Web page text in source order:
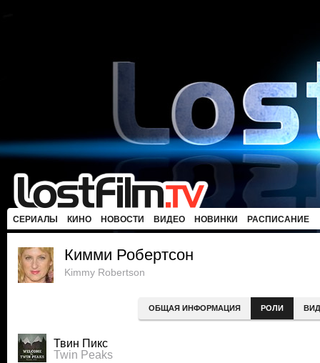
СЕРИАЛЫ КИНО НОВОСТИ ВИДЕО НОВИНКИ РАСПИСАНИЕ
Кимми Робертсон
Kimmy Robertson
ОБЩАЯ ИНФОРМАЦИЯ РОЛИ
Твин Пикс
Twin Peaks